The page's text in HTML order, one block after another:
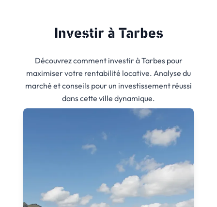
Investir à Tarbes
Découvrez comment investir à Tarbes pour
maximiser votre rentabilité locative. Analyse du
marché et conseils pour un investissement réussi
dans cette ville dynamique.